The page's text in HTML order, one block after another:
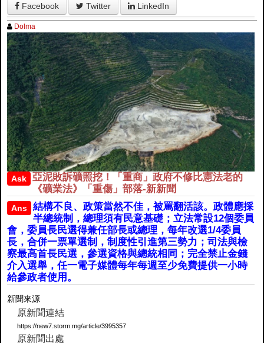
Facebook Twitter LinkedIn
Dolma
Ask
亞泥敗訴礦照挖！「重商」政府不修比憲法老的
《礦業法》「重傷」部落-新新聞
Ans
結構不良、政策當然不佳，被罵翻活該。政體應採
半總統制，總理須有民意基礎；立法常設12個委員
會，委員長民選得兼任部長或總理，每年改選1/4委員
長，合併一票單選制，制度性引進第三勢力；司法與檢
察最高首長民選，參選資格與總統相同；完全禁止金錢
介入選舉，任一電子媒體每年每週至少免費提供一小時
給參政者使用。
新聞來源
原新聞連結
https://new7.storm.mg/article/3995357
原新聞出處